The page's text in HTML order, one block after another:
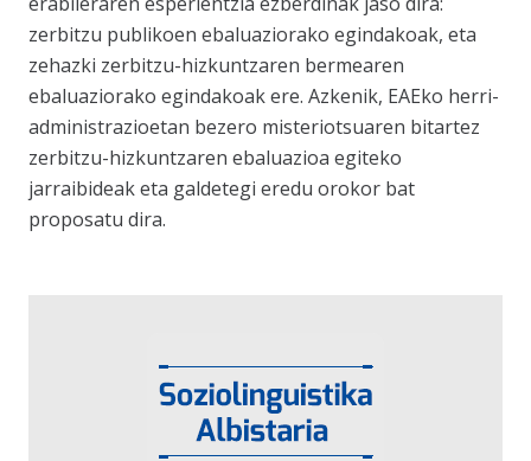
zerbitzu publikoen ebaluaziorako egindakoak, eta
zehazki zerbitzu-hizkuntzaren bermearen
ebaluaziorako egindakoak ere. Azkenik, EAEko herri-
administrazioetan bezero misteriotsuaren bitartez
zerbitzu-hizkuntzaren ebaluazioa egiteko
jarraibideak eta galdetegi eredu orokor bat
proposatu dira.